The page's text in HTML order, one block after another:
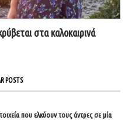
στα καλοκαιρινά
POSTS
που ελκύουν τους άντρες σε μία